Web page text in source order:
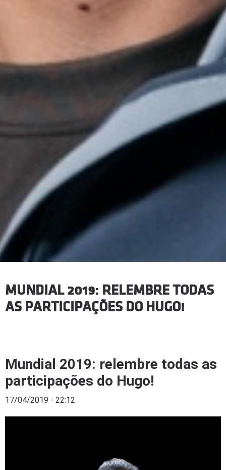
MUNDIAL 2019: RELEMBRE TODAS
AS PARTICIPAÇÕES DO HUGO!
Mundial 2019: relembre todas as
participações do Hugo!
17/04/2019 - 22:12